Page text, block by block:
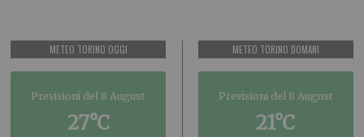
METEO TORINO OGGI
Previsioni del 8 August
27°C
METEO TORINO DOMANI
Previsioni del 8 August
21°C